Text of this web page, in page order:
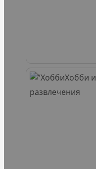
Хобби и
развлечения